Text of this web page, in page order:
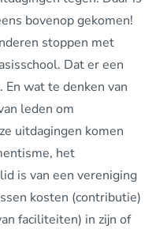
bovenop gekomen!
stoppen met
Dat er een
wat te denken van
leden om
uitdagingen komen
het
is van een vereniging
kosten (contributie)
faciliteiten) in zijn of